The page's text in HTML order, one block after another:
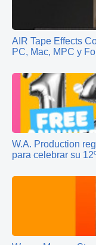
AIR Tape Effects
PC, Mac, MPC y
W.A. Production
para celebrar su